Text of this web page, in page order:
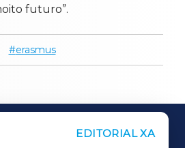
futuro”.
erasmus
EDITORIAL XA